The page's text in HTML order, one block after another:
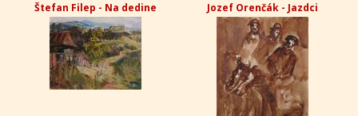
Štefan Filep - Na dedine Jozef Orenčák - Jazdci